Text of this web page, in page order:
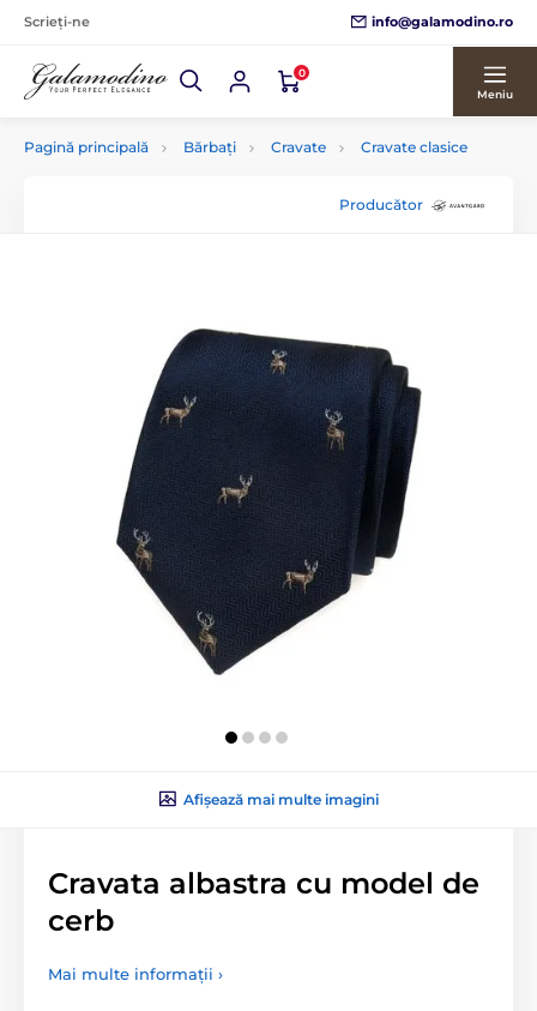
Scrieți-ne info@galamodino.ro
0
Meniu
Pagină principală Bărbați Cravate Cravate clasice
Producător
Afișează mai multe imagini
Cravata albastra cu model de
cerb
Mai multe informații ›